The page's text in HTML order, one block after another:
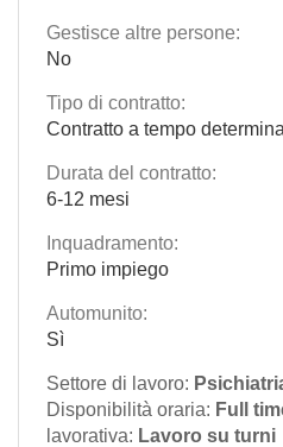
Gestisce altre persone:
No
Tipo di contratto:
Contratto a tempo
Durata del contratto:
6-12 mesi
Inquadramento:
Primo impiego
Automunito:
Sì
Settore di lavoro:
Disponibilità oraria: Full
lavorativa: Lavoro su turni